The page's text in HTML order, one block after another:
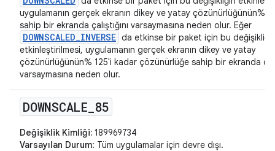
uygulamanın gerçek ekranın dikey ve yatay çözünürlüğünün%
sahip bir ekranda çalıştığını varsaymasına neden olur. Eğer
DOWNSCALED_INVERSE da etkinse bir paket için bu
etkinleştirilmesi, uygulamanın gerçek ekranın dikey ve yatay
çözünürlüğünün% 125'i kadar çözünürlüğe sahip bir ekranda
varsaymasına neden olur.
DOWNSCALE 85
Değişiklik Kimliği: 189969734
Varsayılan Durum: Tüm uygulamalar için devre dışı.